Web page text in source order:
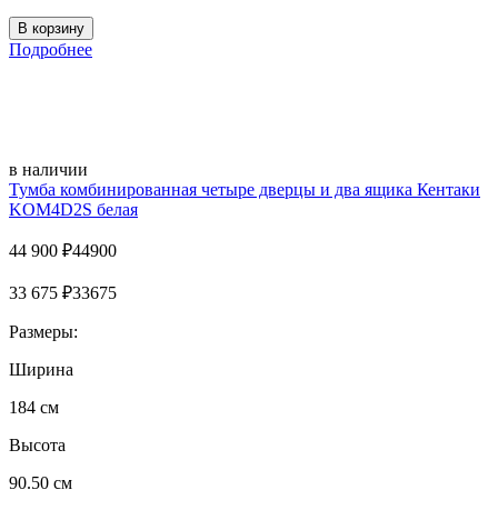
Подробнее
в наличии
Тумба комбинированная четыре дверцы и два ящика Кентаки
KOM4D2S белая
44 900 ₽44900
33 675 ₽33675
Размеры:
Ширина
184 см
Высота
90.50 см